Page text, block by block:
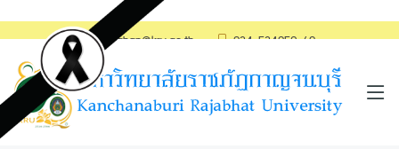
saraban@kru.ac.th 034-534059-60